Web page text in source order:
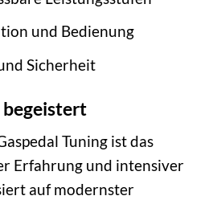
und Bedienung
Sicherheit
begeistert
Tuning ist das
Erfahrung und intensiver
auf modernster